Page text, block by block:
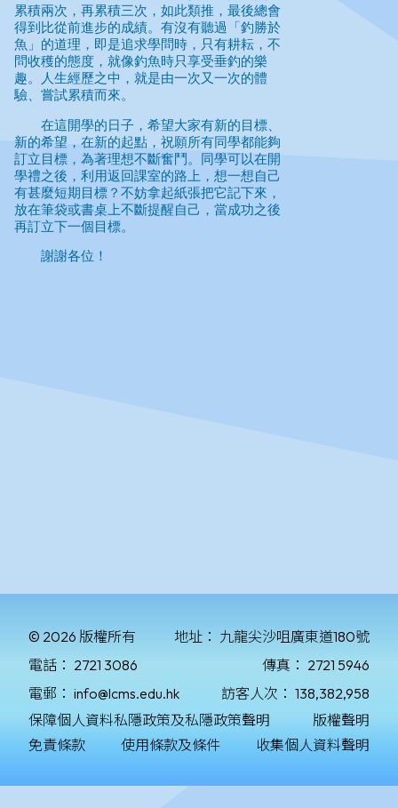
© 2026 版權所有 地址： 九龍尖沙咀廣東道180號
電話： 2721 3086 傳真： 2721 5946
電郵： info@lcms.edu.hk 訪客人次： 138,382,958
保障個人資料私隱政策及私隱政策聲明
版權聲明
免責條款
使用條款及條件 收集個人資料聲明